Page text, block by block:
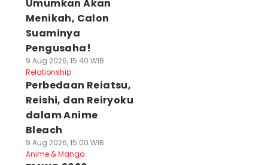
Umumkan Akan
Menikah, Calon
Suaminya
Pengusaha!
9 Aug 2026, 15:40 WIB
Relationship
Perbedaan Reiatsu,
Reishi, dan Reiryoku
dalam Anime
Bleach
9 Aug 2026, 15:00 WIB
Anime & Manga